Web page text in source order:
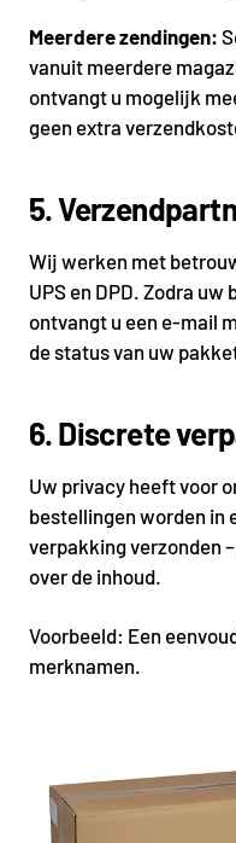
Meerdere zendingen:
vanuit meerdere
ontvangt u mogelijk
geen extra
5.
Wij werken met
UPS en DPD. Zodra
ontvangt u een e-mail
de status van uw
6. Discrete
Uw privacy heeft voor
bestellingen worden in
verpakking verzonden
over de inhoud.
Voorbeeld: Een
merknamen.